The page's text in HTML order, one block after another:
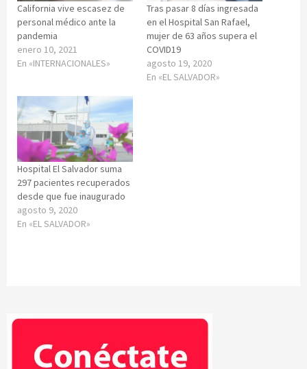
California vive escasez de
personal médico ante la
pandemia
enero 10, 2021
En «INTERNACIONALES»
Tras pasar 8 días ingresada
en el Hospital San Rafael,
mujer de 63 años supera el
COVID19
agosto 19, 2020
En «EL SALVADOR»
Hospital El Salvador suma
297 pacientes recuperados
desde que fue inaugurado
agosto 9, 2020
En «EL SALVADOR»